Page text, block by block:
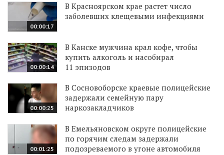
00:00:17
В Красноярском крае растет число
заболевших клещевыми инфекциями
00:00:14
В Канске мужчина крал кофе, чтобы
купить алкоголь и насобирал
11 эпизодов
00:00:25
В Сосновоборске краевые полицейские
задержали семейную пару
наркозакладчиков
00:01:25
В Емельяновском округе полицейские
по горячим следам задержали
подозреваемого в угоне автомобиля